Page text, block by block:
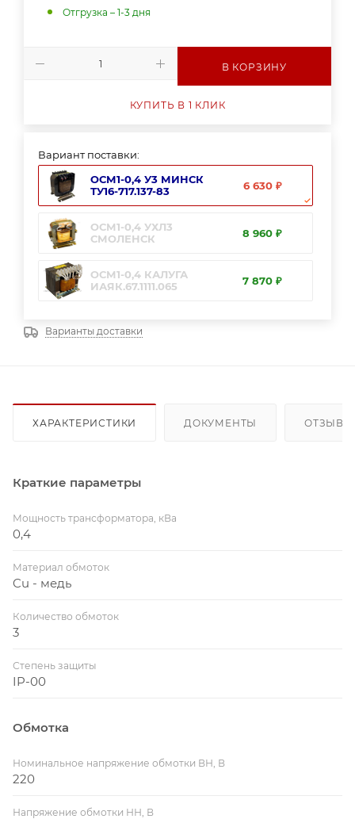
Отгрузка – 1-3 дня
В КОРЗИНУ
КУПИТЬ В 1 КЛИК
Вариант поставки:
ОСМ1-0,4 У3 МИНСК
ТУ16-717.137-83
6 630 ₽
ОСМ1-0,4 УХЛ3
СМОЛЕНСК
8 960 ₽
ОСМ1-0,4 КАЛУГА
ИАЯК.67.1111.065
7 870 ₽
Варианты доставки
ХАРАКТЕРИСТИКИ ДОКУМЕНТЫ ОТЗЫВЫ
Краткие параметры
Мощность трансформатора, кВа
0,4
Материал обмоток
Cu - медь
Количество обмоток
3
Степень защиты
IP-00
Обмотка
Номинальное напряжение обмотки ВН, В
220
Напряжение обмотки НН, В